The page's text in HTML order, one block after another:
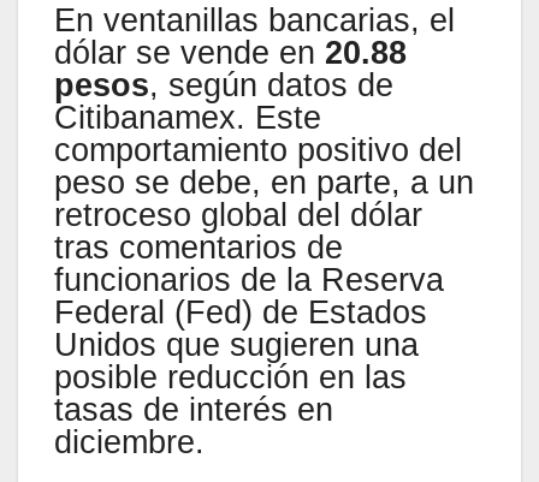
En ventanillas bancarias, el
dólar se vende en 20.88
pesos, según datos de
Citibanamex. Este
comportamiento positivo del
peso se debe, en parte, a un
retroceso global del dólar
tras comentarios de
funcionarios de la Reserva
Federal (Fed) de Estados
Unidos que sugieren una
posible reducción en las
tasas de interés en
diciembre.